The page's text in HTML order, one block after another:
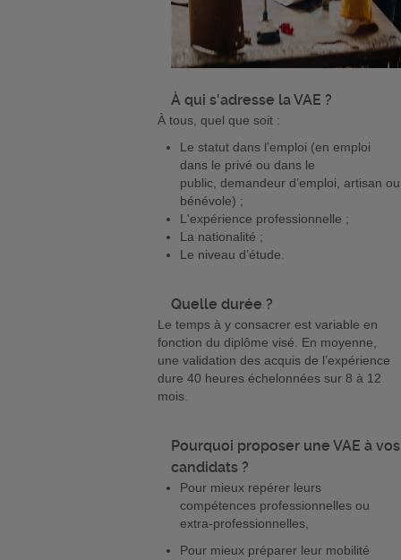
À qui s'adresse la VAE ?
À tous, quel que soit :
Le statut dans l’emploi (en emploi
dans le privé ou dans le
public, demandeur d’emploi, artisan ou
bénévole) ;
L'expérience professionnelle ;
La nationalité ;
Le niveau d’étude.
Quelle durée ?
Le temps à y consacrer est variable en
fonction du diplôme visé. En moyenne,
une validation des acquis de l’expérience
dure 40 heures échelonnées sur 8 à 12
mois.
Pourquoi proposer une VAE à vos
candidats ?
Pour mieux repérer leurs
compétences professionnelles ou
extra-professionnelles,
Pour mieux préparer leur mobilité